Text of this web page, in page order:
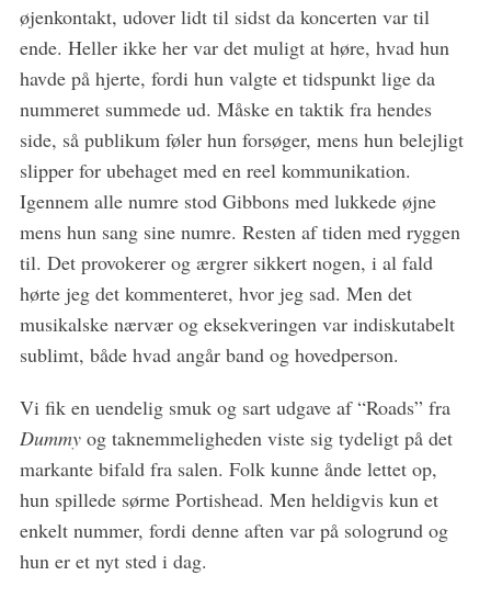
øjenkontakt, udover lidt til sidst da koncerten var til
ende. Heller ikke her var det muligt at høre, hvad hun
havde på hjerte, fordi hun valgte et tidspunkt lige da
nummeret summede ud. Måske en taktik fra hendes
side, så publikum føler hun forsøger, mens hun belejligt
slipper for ubehaget med en reel kommunikation.
Igennem alle numre stod Gibbons med lukkede øjne
mens hun sang sine numre. Resten af tiden med ryggen
til. Det provokerer og ærgrer sikkert nogen, i al fald
hørte jeg det kommenteret, hvor jeg sad. Men det
musikalske nærvær og eksekveringen var indiskutabelt
sublimt, både hvad angår band og hovedperson.
Vi fik en uendelig smuk og sart udgave af “Roads” fra
Dummyog taknemmeligheden viste sig tydeligt på det
markante bifald fra salen. Folk kunne ånde lettet op,
hun spillede sørme Portishead. Men heldigvis kun et
enkelt nummer, fordi denne aften var på sologrund og
hun er et nyt sted i dag.